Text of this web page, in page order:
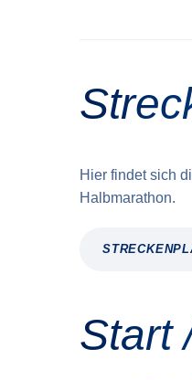
Hier findet sich
Halbmarathon.
Start